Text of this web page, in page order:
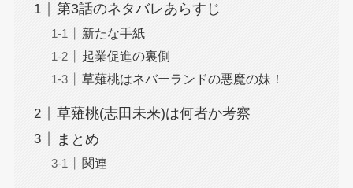
第3話のネタバレあらすじ
新たな手紙
起業促進の裏側
草薙桃はネバーランドの悪魔の妹！
草薙桃(志田未来)は何者か考察
まとめ
関連